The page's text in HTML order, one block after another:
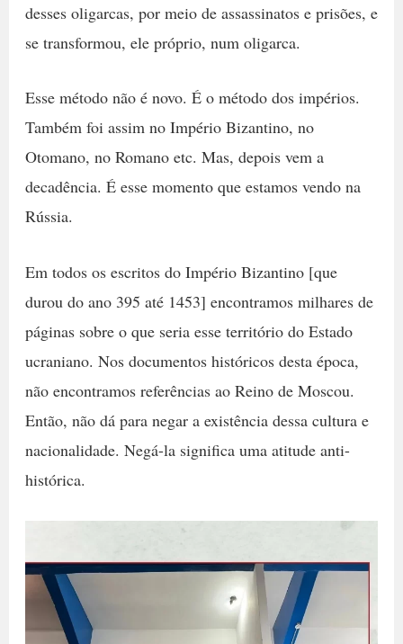
desses oligarcas, por meio de assassinatos e prisões, e
se transformou, ele próprio, num oligarca.
Esse método não é novo. É o método dos impérios.
Também foi assim no Império Bizantino, no
Otomano, no Romano etc. Mas, depois vem a
decadência. É esse momento que estamos vendo na
Rússia.
Em todos os escritos do Império Bizantino [que
durou do ano 395 até 1453] encontramos milhares de
páginas sobre o que seria esse território do Estado
ucraniano. Nos documentos históricos desta época,
não encontramos referências ao Reino de Moscou.
Então, não dá para negar a existência dessa cultura e
nacionalidade. Negá-la significa uma atitude anti-
histórica.